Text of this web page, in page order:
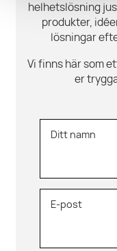
helhetslösning
produkter,
lösningar
Vi finns här som
er
Ditt namn
E-post